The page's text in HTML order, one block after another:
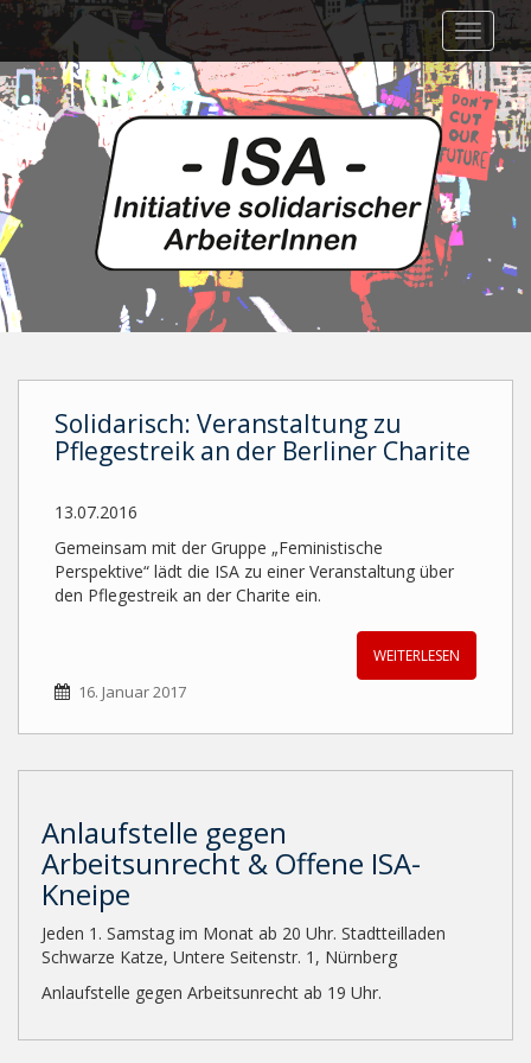
main
content
Solidarisch: Veranstaltung zu
Pflegestreik an der Berliner Charite
13.07.2016
Gemeinsam mit der Gruppe „Feministische
Perspektive“ lädt die ISA zu einer Veranstaltung über
den Pflegestreik an der Charite ein.
WEITERLESEN
16. Januar 2017
Anlaufstelle gegen
Arbeitsunrecht & Offene ISA-
Kneipe
Jeden 1. Samstag im Monat ab 20 Uhr. Stadtteilladen
Schwarze Katze, Untere Seitenstr. 1, Nürnberg
Anlaufstelle gegen Arbeitsunrecht ab 19 Uhr.